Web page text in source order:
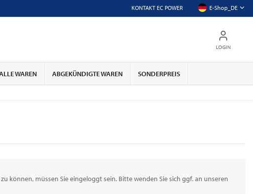
KONTAKT EC POWER E-Shop_DE
LOGIN
WAREN ABGEKÜNDIGTE WAREN SONDERPREIS
können, müssen Sie eingeloggt sein. Bitte wenden Sie sich ggf. an unseren